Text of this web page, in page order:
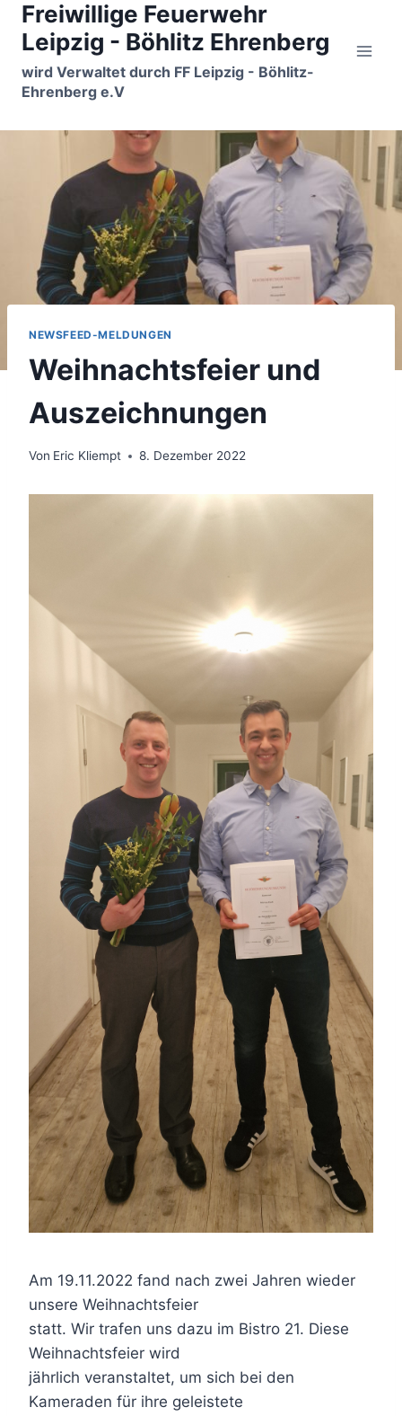
Zum
Inhalt
springen
Freiwillige Feuerwehr
Leipzig - Böhlitz Ehrenberg
wird Verwaltet durch FF Leipzig - Böhlitz-
Ehrenberg e.V
NEWSFEED-MELDUNGEN
Weihnachtsfeier und
Auszeichnungen
Von Eric Kliempt 8. Dezember 2022
Am 19.11.2022 fand nach zwei Jahren wieder
unsere Weihnachtsfeier
statt. Wir trafen uns dazu im Bistro 21. Diese
Weihnachtsfeier wird
jährlich veranstaltet, um sich bei den
Kameraden für ihre geleistete